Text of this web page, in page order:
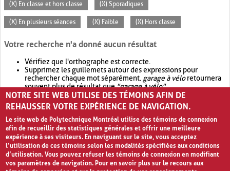
(X) En classe et hors classe (X) Sporadiques
(X) En plusieurs séances (X) Faible (X) Hors classe
Votre recherche n'a donné aucun résultat
Vérifiez que l'orthographe est correcte.
Supprimez les guillemets autour des expressions pour
rechercher chaque mot séparément. garage à véloretournera
souvent plus de résultat que"garage à vélo".
Envisagez d'élargir votre recherche avec OR.garage OR vélo
retournera souvent plus de résultat quegarage à vélo
NOTRE SITE WEB UTILISE DES TÉMOINS AFIN DE
REHAUSSER VOTRE EXPÉRIENCE DE NAVIGATION.
Le site web de Polytechnique Montréal utilise des témoins de connexion
afin de recueillir des statistiques générales et offrir une meilleure
expérience à ses visiteurs. En naviguant sur le site, vous acceptez
l’utilisation de ces témoins selon les modalités spécifiées aux conditions
d’utilisation. Vous pouvez refuser les témoins de connexion en modifiant
vos paramètres de navigation. Pour en savoir plus sur le recours aux